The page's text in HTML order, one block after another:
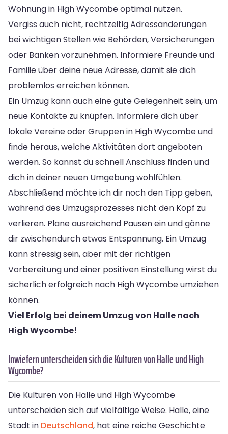
Wohnung in High Wycombe optimal nutzen.
Vergiss auch nicht, rechtzeitig Adressänderungen
bei wichtigen Stellen wie Behörden, Versicherungen
oder Banken vorzunehmen. Informiere Freunde und
Familie über deine neue Adresse, damit sie dich
problemlos erreichen können.
Ein Umzug kann auch eine gute Gelegenheit sein, um
neue Kontakte zu knüpfen. Informiere dich über
lokale Vereine oder Gruppen in High Wycombe und
finde heraus, welche Aktivitäten dort angeboten
werden. So kannst du schnell Anschluss finden und
dich in deiner neuen Umgebung wohlfühlen.
Abschließend möchte ich dir noch den Tipp geben,
während des Umzugsprozesses nicht den Kopf zu
verlieren. Plane ausreichend Pausen ein und gönne
dir zwischendurch etwas Entspannung. Ein Umzug
kann stressig sein, aber mit der richtigen
Vorbereitung und einer positiven Einstellung wirst du
sicherlich erfolgreich nach High Wycombe umziehen
können.
Viel Erfolg bei deinem Umzug von Halle nach
High Wycombe!
Inwiefern unterscheiden sich die Kulturen von Halle und High
Wycombe?
Die Kulturen von Halle und High Wycombe
unterscheiden sich auf vielfältige Weise. Halle, eine
Stadt in Deutschland, hat eine reiche Geschichte